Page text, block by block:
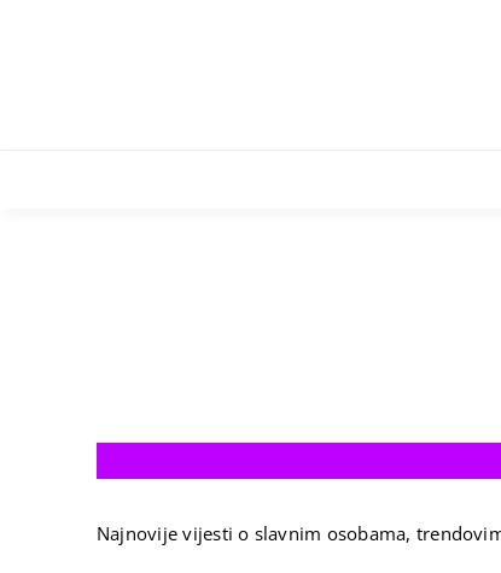
Najnovije vijesti o slavnim osobama,